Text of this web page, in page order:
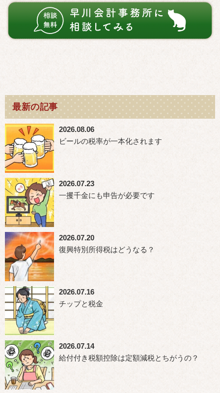
最新の記事
2026.08.06
ビールの税率が一本化されます
2026.07.23
一攫千金にも申告が必要です
2026.07.20
復興特別所得税はどうなる？
2026.07.16
チップと税金
2026.07.14
給付付き税額控除は定額減税とちがうの？